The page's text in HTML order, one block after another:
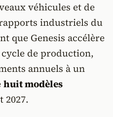
véhicules et de
industriels du
que Genesis accélère
de production,
annuels à un
huit modèles
2027.